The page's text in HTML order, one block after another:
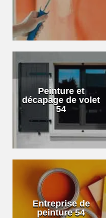
Peinture et
décapage de volet
54
Entreprise de
peinture 54